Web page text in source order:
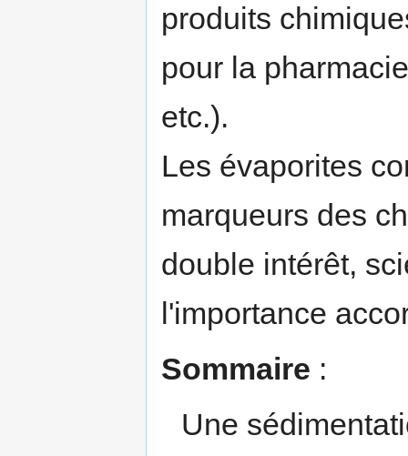
produits
pour la
etc.).
Les évaporites
marqueurs des
double intérêt,
l'importance
Sommaire :
Une